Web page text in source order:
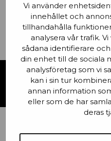
Vi använder
innehållet och
tillhandahålla
analysera vår trafik.
sådana identifierare
din enhet till de sociala
analysföretag som vi
kan i sin tur
annan information
eller som de har
deras
FUNKTIONER
Förnamn